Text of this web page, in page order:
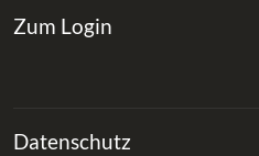
Zum Login
Datenschutz